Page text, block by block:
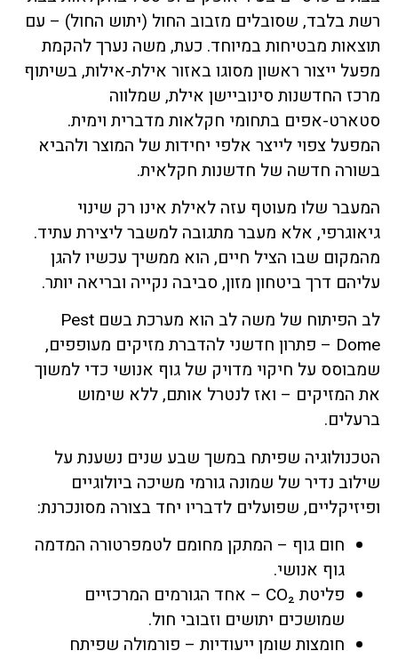
רשת בלבד, שסובלים מזבוב החול (יתוש החול) – עם
תוצאות מבטיחות במיוחד. כעת, משה נערך להקמת
מפעל ייצור ראשון מסוגו באזור אילת-אילות, בשיתוף
מרכז החדשנות סינוביישן אילת, שמלווה
סטארט-אפים בתחומי חקלאות מדברית וימית.
המפעל צפוי לייצר אלפי יחידות של המוצר ולהביא
בשורה חדשה של חדשנות חקלאית.
המעבר שלו מעוטף עזה לאילת אינו רק שינוי
גיאוגרפי, אלא מעבר מתגובה למשבר ליצירת עתיד.
מהמקום שבו הציל חיים, הוא ממשיך עכשיו להגן
עליהם דרך ביטחון מזון, סביבה נקייה ובריאה יותר.
לב הפיתוח של משה לב הוא מערכת בשם Pest
Dome – פתרון חדשני להדברת מזיקים מעופפים,
שמבוסס על חיקוי מדויק של גוף אנושי כדי למשוך
את המזיקים – ואז לנטרל אותם, ללא שימוש
ברעלים.
הטכנולוגיה שפיתח במשך שבע שנים נשענת על
שילוב נדיר של שמונה גורמי משיכה ביולוגיים
ופיזיקליים, שפועלים לדבריו יחד בצורה מסונכרנת:
חום גוף – המתקן מחומם לטמפרטורה המדמה
גוף אנושי.
פליטת CO₂ – אחד הגורמים המרכזיים
שמושכים יתושים וזבובי חול.
חומצות שומן ייעודיות – פורמולה שפיתח